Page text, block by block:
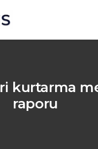
kurtarma
raporu